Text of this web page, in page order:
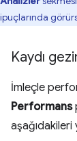
ipuçlarında
Kaydı
İmleçle
Performans
aşağıdakileri